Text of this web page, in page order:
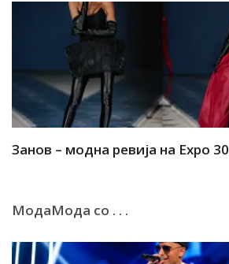
Занов – модна ревија на Expo 30
МодаМода со . . .